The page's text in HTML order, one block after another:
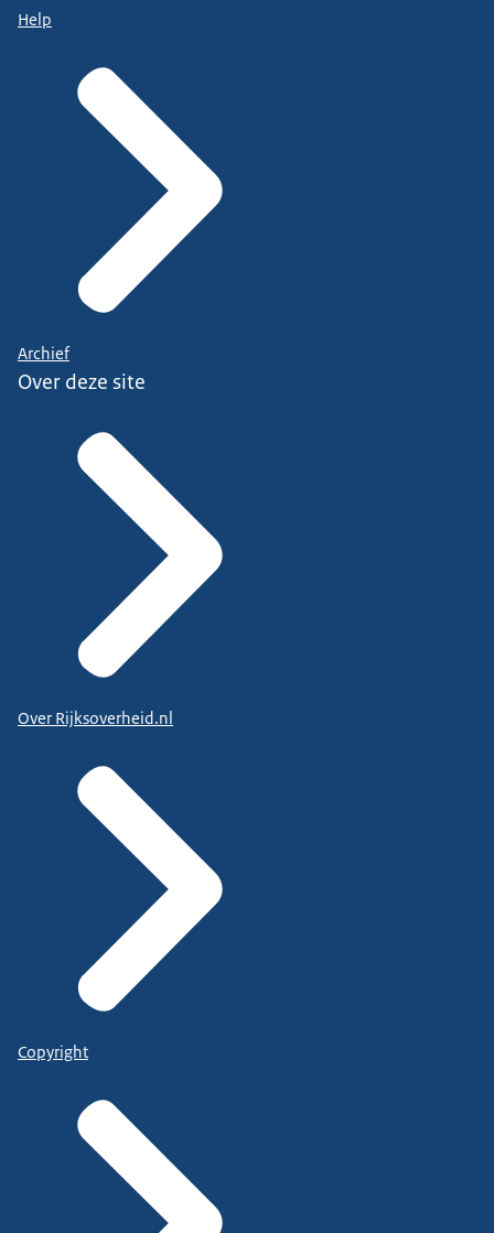
Help
Archief
Over deze site
Over Rijksoverheid.nl
Copyright